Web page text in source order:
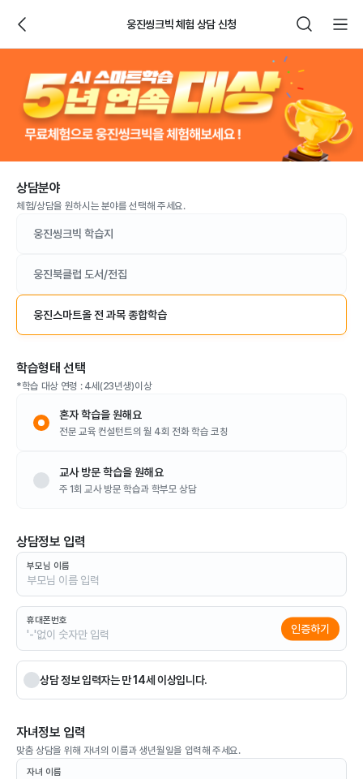
웅진씽크빅 체험 상담 신청
상담분야
체험/상담을 원하시는 분야를 선택해 주세요.
웅진씽크빅 학습지
웅진북클럽 도서/전집
웅진스마트올전 과목 종합학습
학습형태 선택
*학습 대상 연령 : 4세(23년생)이상
혼자 학습을 원해요
전문 교육 컨설턴트의 월 4회 전화 학습 코칭
교사 방문 학습을 원해요
주 1회 교사 방문 학습과 학부모 상담
상담정보 입력
부모님 이름
휴대폰번호
인증하기
상담 정보 입력자는 만 14세 이상입니다.
자녀정보 입력
맞춤 상담을 위해 자녀의 이름과 생년월일을 입력해 주세요.
자녀 이름